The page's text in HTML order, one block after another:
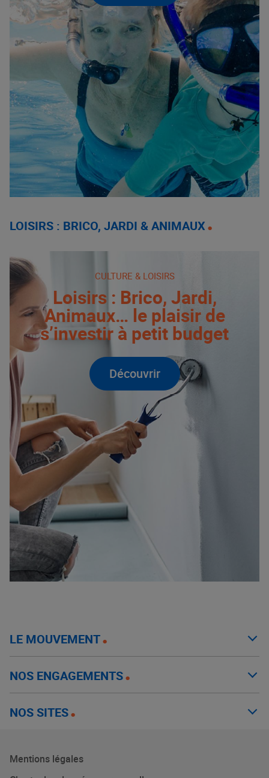
LOISIRS : BRICO, JARDI & ANIMAUX
CULTURE & LOISIRS
Loisirs : Brico, Jardi,
Animaux… le plaisir de
s’investir à petit budget
Découvrir
LE MOUVEMENT
NOS ENGAGEMENTS
NOS SITES
Mentions légales